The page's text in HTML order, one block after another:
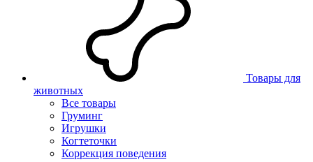
Товары для
животных
Все товары
Груминг
Игрушки
Когтеточки
Коррекция поведения